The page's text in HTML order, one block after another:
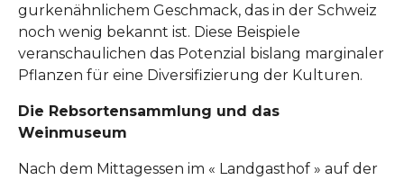
gurkenähnlichem Geschmack, das in der Schweiz
noch wenig bekannt ist. Diese Beispiele
veranschaulichen das Potenzial bislang marginaler
Pflanzen für eine Diversifizierung der Kulturen.
Die Rebsortensammlung und das
Weinmuseum
Nach dem Mittagessen im « Landgasthof » auf der